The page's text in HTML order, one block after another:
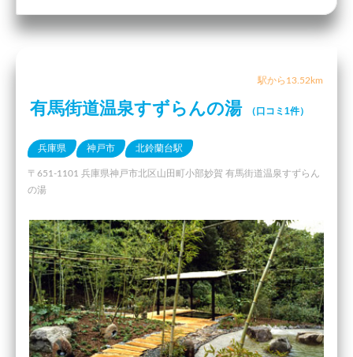
駅から13.52km
有馬街道温泉すずらんの湯 （口コミ1件）
兵庫県 神戸市 北鈴蘭台駅
〒651-1101 兵庫県神戸市北区山田町小部妙賀 有馬街道温泉すずらん
の湯